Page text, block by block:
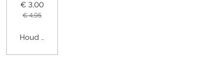
€ 3,00
€ 4,95
Houd mij op de hoogte